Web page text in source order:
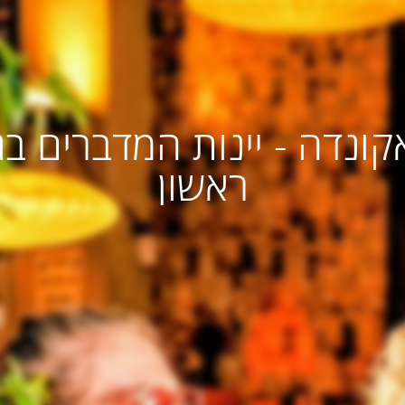
- יינות המדברים
ראשון